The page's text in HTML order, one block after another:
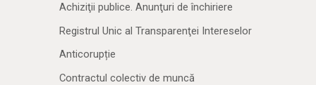
Achiziţii publice. Anunţuri de închiriere
Registrul Unic al Transparenţei Intereselor
Anticorupție
Contractul colectiv de muncă